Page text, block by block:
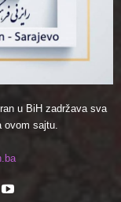
u BiH zadržava sva
ovom sajtu.